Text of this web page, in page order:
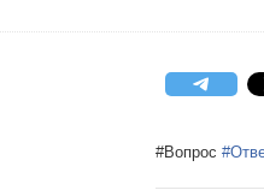
#Вопрос